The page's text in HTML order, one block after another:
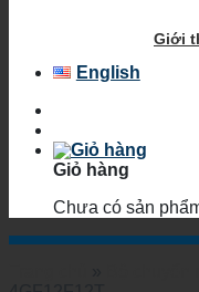
Giới
English
Giỏ hàng
Chưa có sản